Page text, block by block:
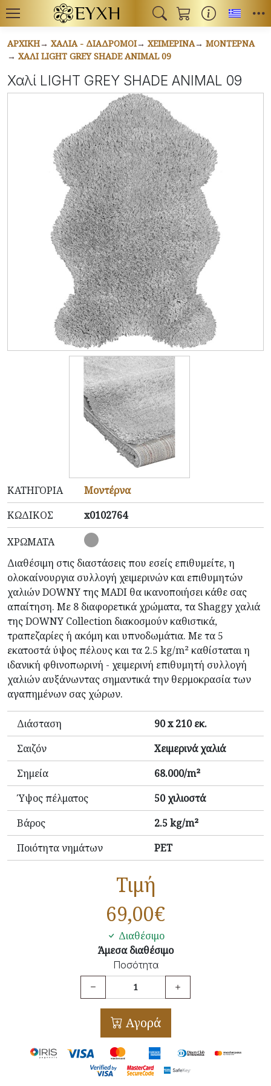
ΑΡΧΙΚΉ ΧΑΛΙΆ - ΔΙΆΔΡΟΜΟΙ ΧΕΙΜΕΡΙΝΆ
ΜΟΝΤΈΡΝΑ
ΧΑΛΊ LIGHT GREY SHADE ANIMAL 09
Χαλί LIGHT GREY SHADE ANIMAL 09
ΚΑΤΗΓΟΡΊΑ
Μοντέρνα
ΚΩΔΙΚΌΣ
x0102764
ΧΡΏΜΑΤΑ
Διαθέσιμη στις διαστάσεις που εσείς επιθυμείτε, η
ολοκαίνουργια συλλογή χειμερινών και επιθυμητών
χαλιών DOWNY της MADI θα ικανοποιήσει κάθε σας
απαίτηση. Με 8 διαφορετικά χρώματα, τα Shaggy χαλιά
της DOWNY Collection διακοσμούν καθιστικά,
τραπεζαρίες ή ακόμη και υπνοδωμάτια. Με τα 5
εκατοστά ύψος πέλους και τα 2.5 kg/m² καθίσταται η
ιδανική φθινοπωρινή - χειμερινή επιθυμητή συλλογή
χαλιών αυξάνωντας σημαντικά την θερμοκρασία των
αγαπημένων σας χώρων.
Διάσταση
90 x 210 εκ.
Σαιζόν
Χειμερινά χαλιά
Σημεία
68.000/m²
Ύψος πέλματος
50 χιλιοστά
Βάρος
2.5 kg/m²
Ποιότητα νημάτων
PET
Τιμή
69,00€
Διαθέσιμο
Άμεσα διαθέσιμο
Ποσότητα
Αγορά